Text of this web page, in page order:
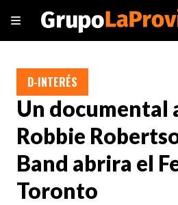
Un documental
Robbie
Band abrira el
Toronto
D-INTERÉS